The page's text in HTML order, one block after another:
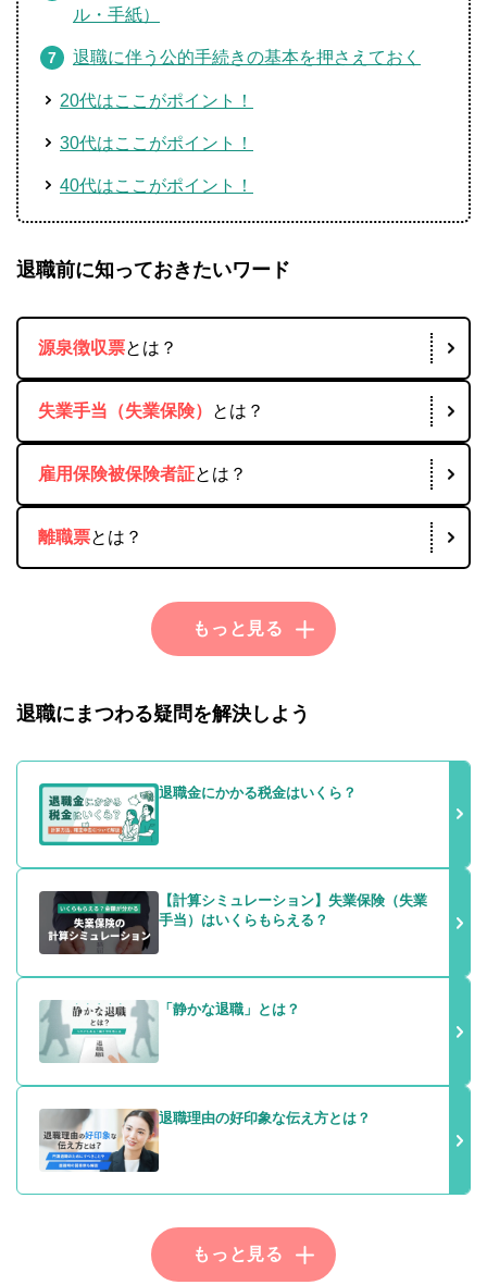
ル・手紙）
退職に伴う公的手続きの基本を押さえておく
20代はここがポイント！
30代はここがポイント！
40代はここがポイント！
退職前に知っておきたいワード
源泉徴収票とは？
失業手当（失業保険） とは？
雇用保険被保険者証とは？
離職票とは？
退職にまつわる疑問を解決しよう
退職金にかかる税金はいくら？
【計算シミュレーション】失業保険（失業
手当）はいくらもらえる？
「静かな退職」とは？
退職理由の好印象な伝え方とは？